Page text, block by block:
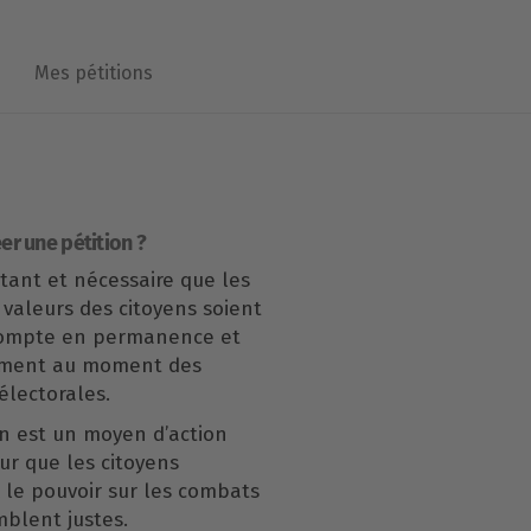
Mes pétitions
une pétition ?
et nécessaire que les
des citoyens soient
en permanence et
au moment des
est un moyen d’action
que les citoyens
pouvoir sur les combats
justes.